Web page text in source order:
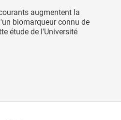
augmentent la
biomarqueur connu de
étude de l'Université